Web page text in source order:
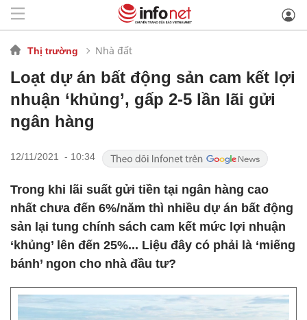
Thị trường Nhà đất
Loạt dự án bất động sản cam kết lợi
nhuận ‘khủng’, gấp 2-5 lần lãi gửi
ngân hàng
12/11/2021 - 10:34
Trong khi lãi suất gửi tiền tại ngân hàng cao
nhất chưa đến 6%/năm thì nhiều dự án bất động
sản lại tung chính sách cam kết mức lợi nhuận
‘khủng’ lên đến 25%... Liệu đây có phải là ‘miếng
bánh’ ngon cho nhà đầu tư?